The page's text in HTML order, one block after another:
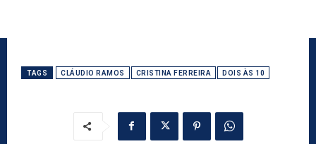
TAGS CLÁUDIO RAMOS CRISTINA FERREIRA DOIS ÀS 10